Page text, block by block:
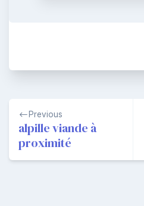
Navigation
de
l’article
Previous
alpille viande à
proximité